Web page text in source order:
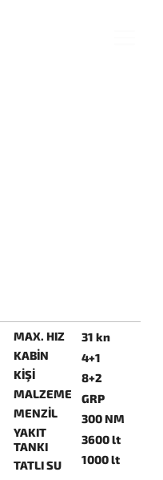
MAX. HIZ
KABİN
KİŞİ
MALZEME
MENZİL
YAKIT
TANKI
TATLI SU
31 kn
4+1
8+2
GRP
300 NM
3600 lt
1000 lt